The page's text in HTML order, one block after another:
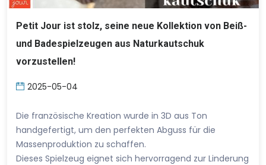
Petit Jour ist stolz, seine neue Kollektion von Beiß-
und Badespielzeugen aus Naturkautschuk
vorzustellen!
2025-05-04
Die französische Kreation wurde in 3D aus Ton
handgefertigt, um den perfekten Abguss für die
Massenproduktion zu schaffen.
Dieses Spielzeug eignet sich hervorragend zur Linderung